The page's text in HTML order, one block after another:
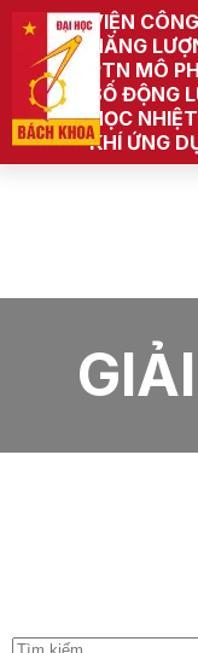
VIỆN
NĂNG
PTN MÔ
SỐ ĐỘNG
HỌC
KHÍ ỨNG